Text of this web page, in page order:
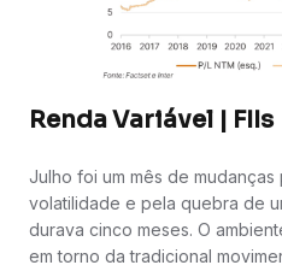
Renda Variável | FIIs
Julho foi um mês de
volatilidade e pela quebra de
durava cinco meses. O
em torno da tradicional